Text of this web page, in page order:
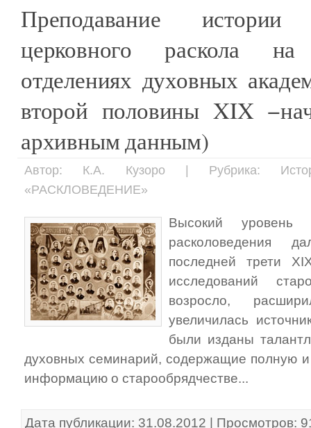
Преподавание
церковного раскола на
отделениях духовных
второй половины XIX
архивным данным)
Автор: К.А. Кузоро | Рубрика:
«РАСКЛОВЕДЕНИЕ»
Высокий уровень
расколоведения
последней трети
исследований
возросло,
увеличилась
были изданы
духовных семинарий, содержащие полную
информацию о старообрядчестве...
Дата публикации: 31.08.2012 | Просмотров: